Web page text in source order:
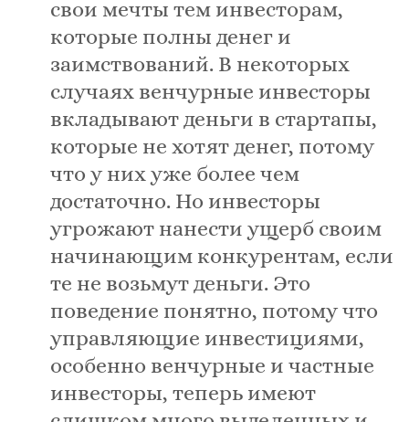
свои мечты тем инвесторам,
которые полны денег и
заимствований. В некоторых
случаях венчурные инвесторы
вкладывают деньги в стартапы,
которые не хотят денег, потому
что у них уже более чем
достаточно. Но инвесторы
угрожают нанести ущерб своим
начинающим конкурентам, если
те не возьмут деньги. Это
поведение понятно, потому что
управляющие инвестициями,
особенно венчурные и частные
инвесторы, теперь имеют